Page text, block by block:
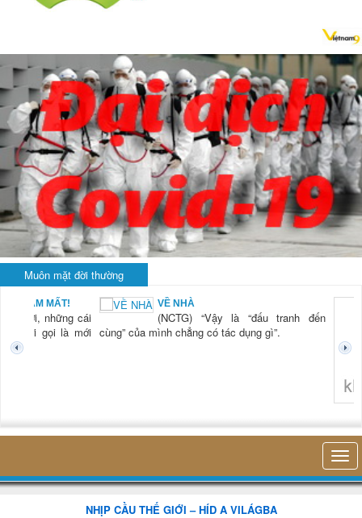
Muôn mặt đời thường
NAM MẤT!
“Xời, những cái
mới gọi là mới
VỀ NHÀ
(NCTG) “Vậy là “đấu tranh đến
cùng” của mình chẳng có tác dụng gì”.
NHỊP CẦU THẾ GIỚI – HÍD A VILÁGBA